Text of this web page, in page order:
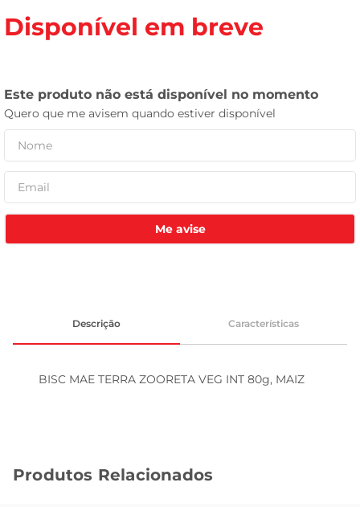
Disponível em breve
Me avise
Descrição Características
BISC MAE TERRA ZOORETA VEG INT 80g, MAIZ
Produtos Relacionados
leite
celular